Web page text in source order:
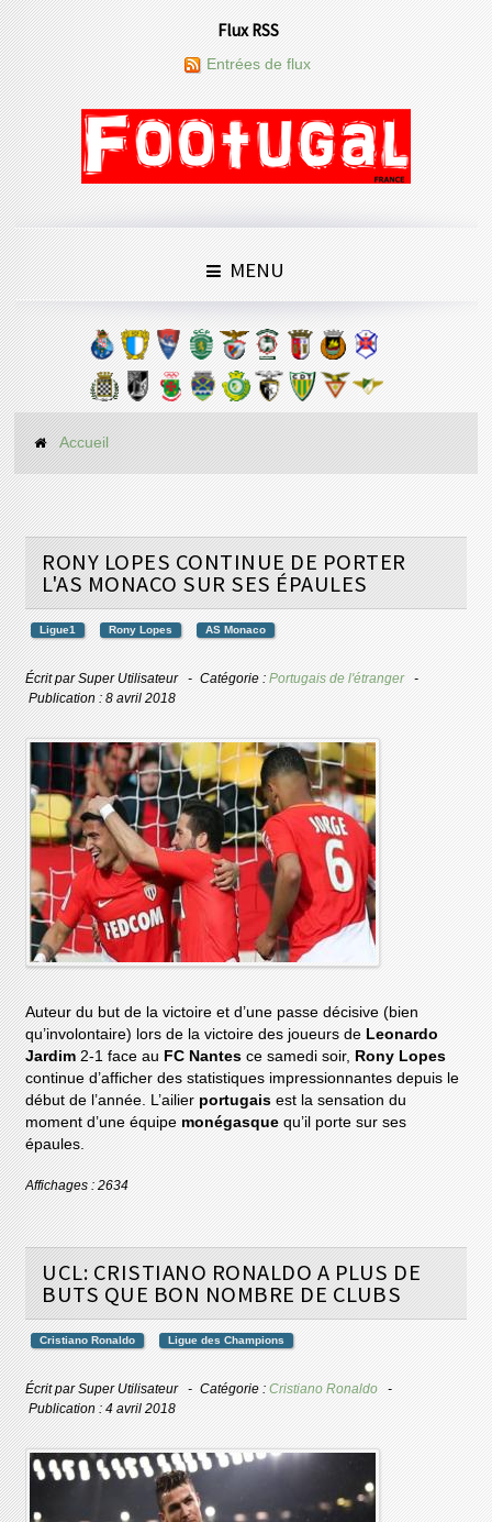
Flux RSS
Entrées de flux
MENU
Accueil
RONY LOPES CONTINUE DE PORTER
L'AS MONACO SUR SES ÉPAULES
Ligue1 Rony Lopes AS Monaco
Écrit parSuper Utilisateur Catégorie :Portugais de l'étranger
Publication : 8 avril 2018
Auteur du but de la victoire et d’une passe décisive (bien
qu’involontaire) lors de la victoire des joueurs de Leonardo
Jardim2-1 face au FC Nantes ce samedi soir, Rony Lopes
continue d’afficher des statistiques impressionnantes depuis le
début de l’année. L’ailier portugais est la sensation du
moment d’une équipemonégasque qu’il porte sur ses
épaules.
Affichages : 2634
UCL: CRISTIANO RONALDO A PLUS DE
BUTS QUE BON NOMBRE DE CLUBS
Cristiano Ronaldo Ligue des Champions
Écrit parSuper Utilisateur Catégorie :Cristiano Ronaldo
Publication : 4 avril 2018